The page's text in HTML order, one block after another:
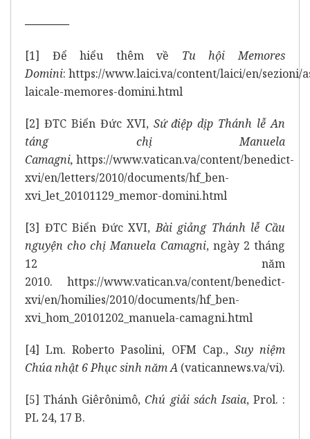
————
[1] Để hiểu thêm về Tu hội Memores
Domini: https://www.laici.va/content/laici/en/sezioni/
laicale-memores-domini.html
[2] ĐTC Biển Đức XVI, Sứ điệp dịp Thánh lễ An
táng chị Manuela
Camagni, https://www.vatican.va/content/benedict-
xvi/en/letters/2010/documents/hf_ben-
xvi_let_20101129_memor-domini.html
[3] ĐTC Biển Đức XVI,Bài giảng Thánh lễ Cầu
nguyện cho chị Manuela Camagni, ngày 2 tháng
12 năm
2010. https://www.vatican.va/content/benedict-
xvi/en/homilies/2010/documents/hf_ben-
xvi_hom_20101202_manuela-camagni.html
[4] Lm. Roberto Pasolini, OFM Cap., Suy niệm
Chúa nhật 6 Phục sinh năm A (vaticannews.va/vi).
[5] Thánh Giêrônimô,Chú giải sách Isaia, Prol. :
PL 24, 17 B.